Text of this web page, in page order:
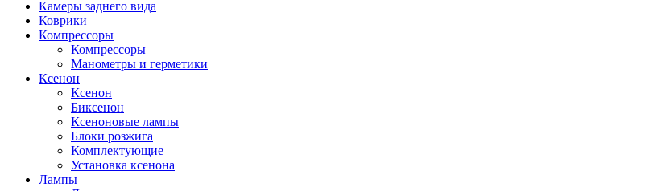
Камеры заднего вида
Коврики
Компрессоры
Компрессоры
Манометры и герметики
Ксенон
Ксенон
Биксенон
Ксеноновые лампы
Блоки розжига
Комплектующие
Установка ксенона
Лампы